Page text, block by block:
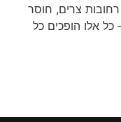
צרים, חוסר
אלו הופכים כל